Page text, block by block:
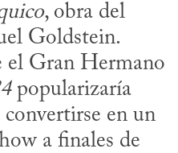
, obra del
Goldstein.
el Gran Hermano
popularizaría
convertirse en un
a finales de